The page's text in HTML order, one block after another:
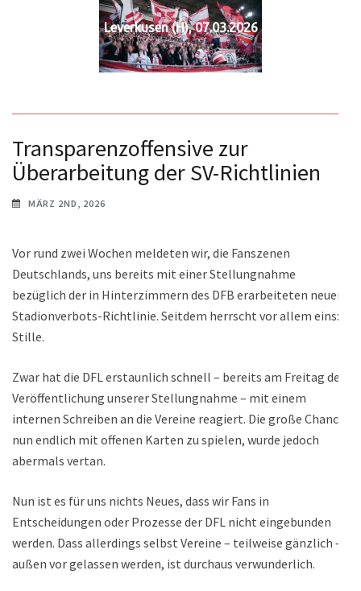
Leverkusen (H), 07.03.2026
Transparenzoffensive zur
Überarbeitung der SV-Richtlinien
MÄRZ 2ND, 2026
Vor rund zwei Wochen meldeten wir, die Fanszenen
Deutschlands, uns bereits mit einer Stellungnahme
bezüglich der in Hinterzimmern des DFB erarbeiteten neuen
Stadionverbots-Richtlinie. Seitdem herrscht vor allem eins:
Stille.
Zwar hat die DFL erstaunlich schnell – bereits am Freitag der
Veröffentlichung unserer Stellungnahme – mit einem
internen Schreiben an die Vereine reagiert. Die große Chance,
nun endlich mit offenen Karten zu spielen, wurde jedoch
abermals vertan.
Nun ist es für uns nichts Neues, dass wir Fans in
Entscheidungen oder Prozesse der DFL nicht eingebunden
werden. Dass allerdings selbst Vereine – teilweise gänzlich –
außen vor gelassen werden, ist durchaus verwunderlich.